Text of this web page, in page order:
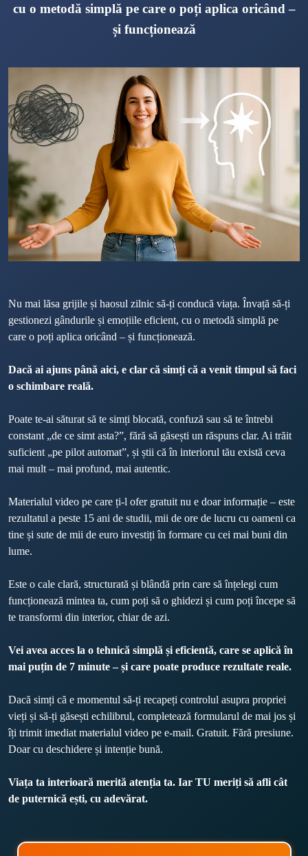
cu o metodă simplă pe care o poți aplica oricând –
și funcționează
Nu mai lăsa grijile și haosul zilnic să-ți conducă viața. Învață să-ți
gestionezi gândurile și emoțiile eficient, cu o metodă simplă pe
care o poți aplica oricând – și funcționează.
Dacă ai ajuns până aici, e clar că simți că a venit timpul să faci
o schimbare reală.
Poate te-ai săturat să te simți blocată, confuză sau să te întrebi
constant „de ce simt asta?”, fără să găsești un răspuns clar. Ai trăit
suficient „pe pilot automat”, și știi că în interiorul tău există ceva
mai mult – mai profund, mai autentic.
Materialul video pe care ți-l ofer gratuit nu e doar informație – este
rezultatul a peste 15 ani de studii, mii de ore de lucru cu oameni ca
tine și sute de mii de euro investiți în formare cu cei mai buni din
lume.
Este o cale clară, structurată și blândă prin care să înțelegi cum
funcționează mintea ta, cum poți să o ghidezi și cum poți începe să
te transformi din interior, chiar de azi.
Vei avea acces la o tehnică simplă și eficientă, care se aplică în
mai puțin de 7 minute – și care poate produce rezultate reale.
Dacă simți că e momentul să-ți recapeți controlul asupra propriei
vieți și să-ți găsești echilibrul, completează formularul de mai jos și
îți trimit imediat materialul video pe e-mail. Gratuit. Fără presiune.
Doar cu deschidere și intenție bună.
Viața ta interioară merită atenția ta. Iar TU meriți să afli cât
de puternică ești, cu adevărat.